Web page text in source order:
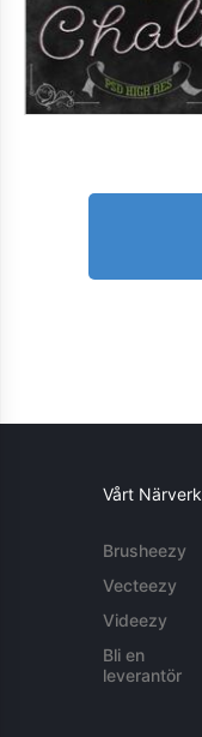
Vårt Närverk
Brusheezy
Vecteezy
Videezy
Bli en
leverantör